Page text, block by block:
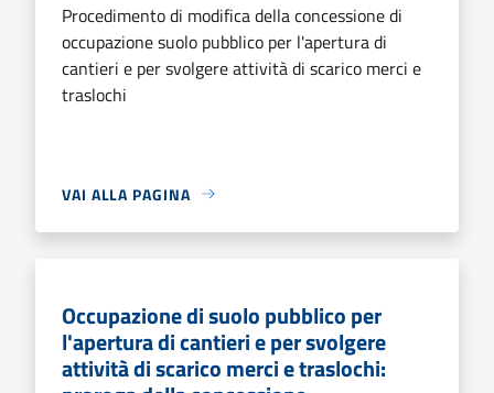
Procedimento di modifica della concessione di
occupazione suolo pubblico per l'apertura di
cantieri e per svolgere attività di scarico merci e
traslochi
VAI ALLA PAGINA
Occupazione di suolo pubblico per
l'apertura di cantieri e per svolgere
attività di scarico merci e traslochi: